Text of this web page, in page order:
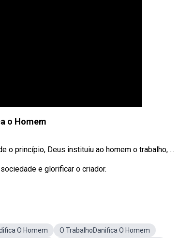
o Homem
o princípio, Deus instituiu ao homem o trabalho, ...
e glorificar o criador.
O Homem
O TrabalhoDanifica O Homem